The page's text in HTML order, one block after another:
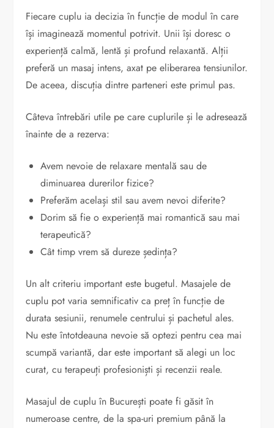
Fiecare cuplu ia decizia în funcție de modul în care
își imaginează momentul potrivit. Unii își doresc o
experiență calmă, lentă și profund relaxantă. Alții
preferă un masaj intens, axat pe eliberarea tensiunilor.
De aceea, discuția dintre parteneri este primul pas.
Câteva întrebări utile pe care cuplurile și le adresează
înainte de a rezerva:
Avem nevoie de relaxare mentală sau de
diminuarea durerilor fizice?
Preferăm același stil sau avem nevoi diferite?
Dorim să fie o experiență mai romantică sau mai
terapeutică?
Cât timp vrem să dureze ședința?
Un alt criteriu important este bugetul. Masajele de
cuplu pot varia semnificativ ca preț în funcție de
durata sesiunii, renumele centrului și pachetul ales.
Nu este întotdeauna nevoie să optezi pentru cea mai
scumpă variantă, dar este important să alegi un loc
curat, cu terapeuți profesioniști și recenzii reale.
Masajul de cuplu în București poate fi găsit în
numeroase centre, de la spa-uri premium până la